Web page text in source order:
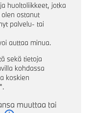
huoltoliikkeet, jotka
ostanut
palvelu- tai
auttaa minua.
sekä tietoja
kohdassa
koskien
muuttaa tai